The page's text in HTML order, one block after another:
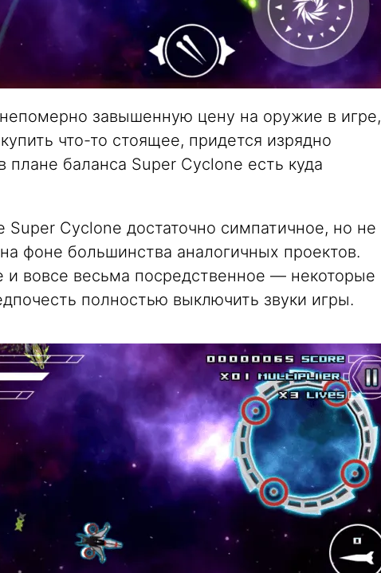
завышенную цену на оружие в игре,
что-то стоящее, придется изрядно
плане баланса Super Cyclone есть куда
Cyclone достаточно симпатичное, но не
фоне большинства аналогичных проектов.
и вовсе весьма посредственное — некоторые
полностью выключить звуки игры.